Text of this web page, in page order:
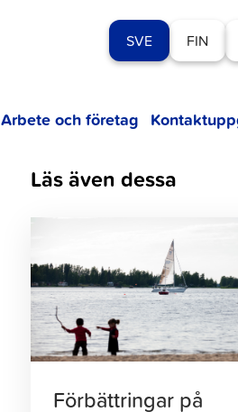
SVE FIN
Arbete och företag
Läs även dessa
att
läsa
artikeln
Förbättringar på